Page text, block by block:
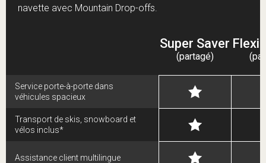
navette avec Mountain Drop-offs.
Super Saver
(partagé)
Flexi
Service porte-à-porte dans
véhicules spacieux
Transport de skis, snowboard et
vélos inclus*
Assistance client multilingue